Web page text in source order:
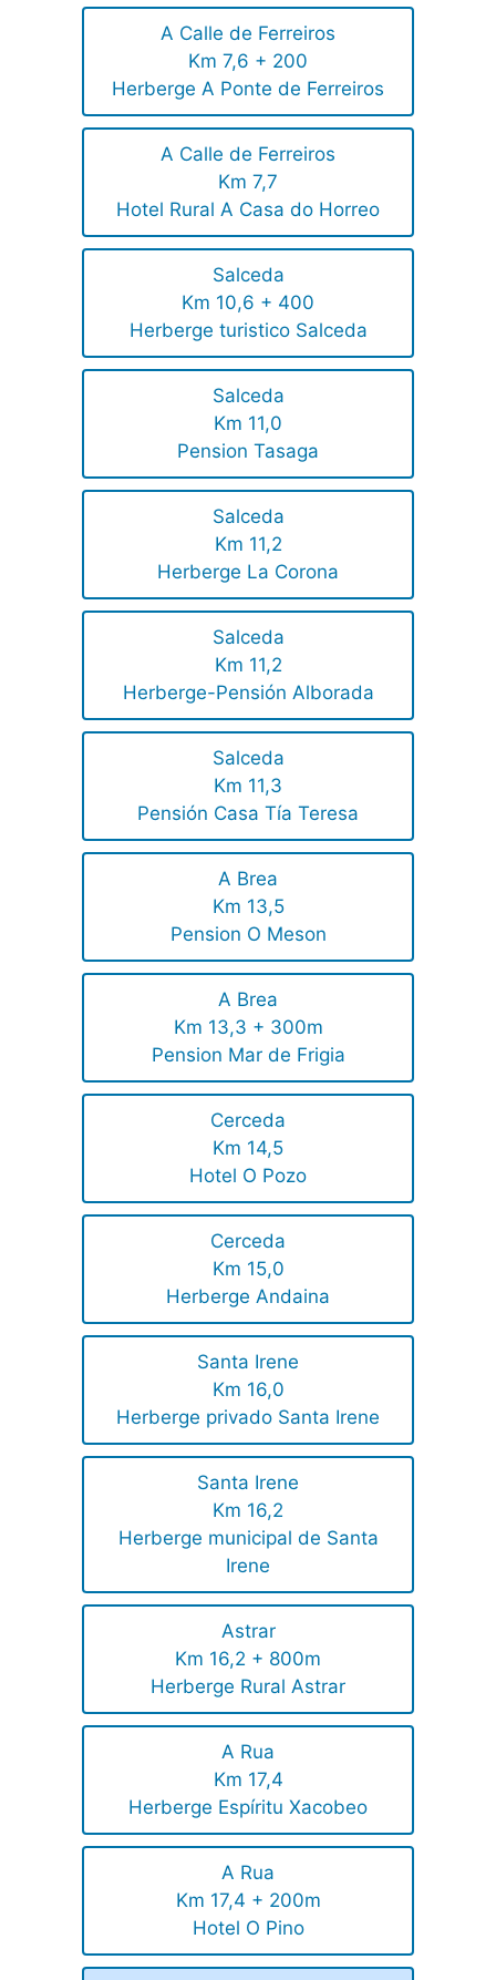
A Calle de Ferreiros
Km 7,6 + 200
Herberge A Ponte de Ferreiros
A Calle de Ferreiros
Km 7,7
Hotel Rural A Casa do Horreo
Salceda
Km 10,6 + 400
Herberge turistico Salceda
Salceda
Km 11,0
Pension Tasaga
Salceda
Km 11,2
Herberge La Corona
Salceda
Km 11,2
Herberge-Pensión Alborada
Salceda
Km 11,3
Pensión Casa Tía Teresa
A Brea
Km 13,5
Pension O Meson
A Brea
Km 13,3 + 300m
Pension Mar de Frigia
Cerceda
Km 14,5
Hotel O Pozo
Cerceda
Km 15,0
Herberge Andaina
Santa Irene
Km 16,0
Herberge privado Santa Irene
Santa Irene
Km 16,2
Herberge municipal de Santa
Irene
Astrar
Km 16,2 + 800m
Herberge Rural Astrar
A Rua
Km 17,4
Herberge Espíritu Xacobeo
A Rua
Km 17,4 + 200m
Hotel O Pino